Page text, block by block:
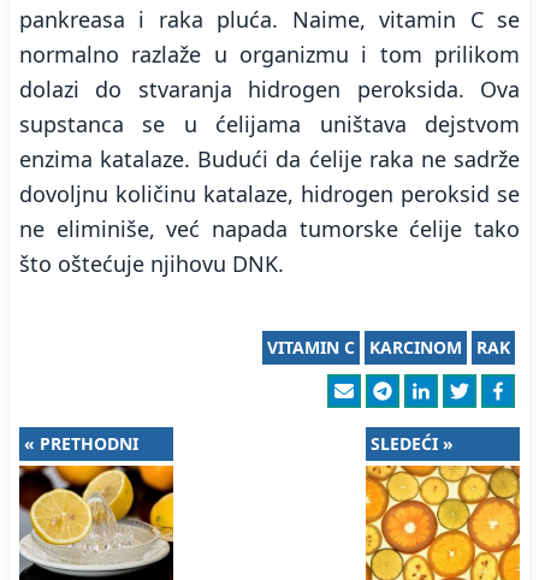
pankreasa i raka pluća. Naime, vitamin C se
normalno razlaže u organizmu i tom prilikom
dolazi do stvaranja hidrogen peroksida. Ova
supstanca se u ćelijama uništava dejstvom
enzima katalaze. Budući da ćelije raka ne sadrže
dovoljnu količinu katalaze, hidrogen peroksid se
ne eliminiše, već napada tumorske ćelije tako
što oštećuje njihovu DNK.
RAK
KARCINOM
VITAMIN C
« PRETHODNI SLEDEĆI »